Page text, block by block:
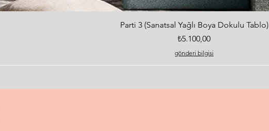
Hızlı Bakış
Parti 3 (Sanatsal Yağlı Boya Dokulu Tablo)
Fiyat
₺5.100,00
gönderi bilgisi